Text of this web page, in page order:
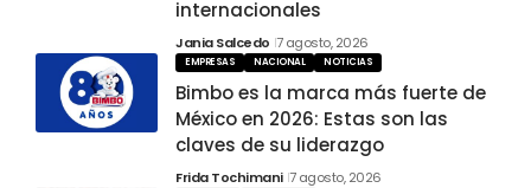
internacionales
Jania Salcedo 7 agosto, 2026
EMPRESAS NACIONAL NOTICIAS
Bimbo es la marca más fuerte de
México en 2026: Estas son las
claves de su liderazgo
Frida Tochimani 7 agosto, 2026